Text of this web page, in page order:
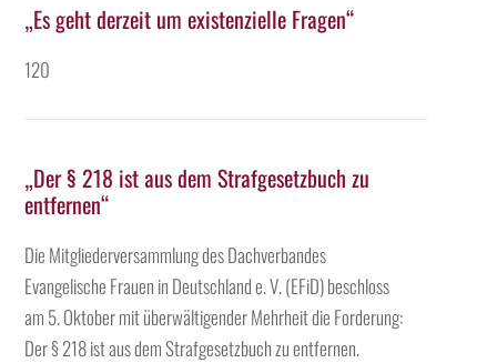
„Es geht derzeit um existenzielle Fragen“
120
„Der § 218 ist aus dem Strafgesetzbuch zu
entfernen“
Die Mitgliederversammlung des Dachverbandes
Evangelische Frauen in Deutschland e. V. (EFiD) beschloss
am 5. Oktober mit überwältigender Mehrheit die Forderung:
Der § 218 ist aus dem Strafgesetzbuch zu entfernen.